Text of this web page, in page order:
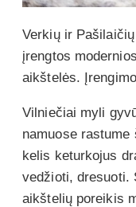
Verkių ir
įrengtos
aikštelės.
Vilniečiai myli
namuose rastume
kelis keturkojus
vedžioti, dresuoti.
aikštelių poreikis